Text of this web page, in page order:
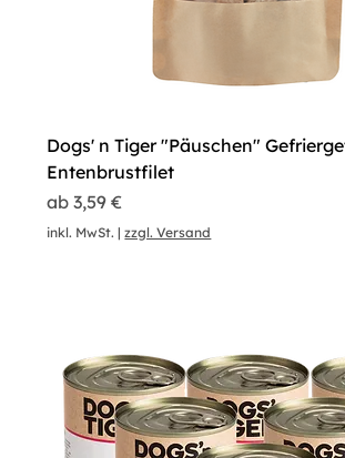
Dogs' n Tiger "Päuschen"
Entenbrustfilet
ab3,59 €
Sale-Preis
inkl. MwSt. |zzgl. Versand